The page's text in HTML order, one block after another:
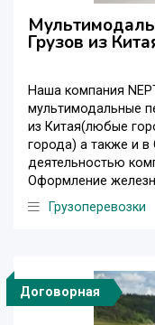
Грузов из
Наша компания
мультимодальные
из Китая(любые
города) а также и
деятельностью
Оформление
Грузоперевозки
Договорная